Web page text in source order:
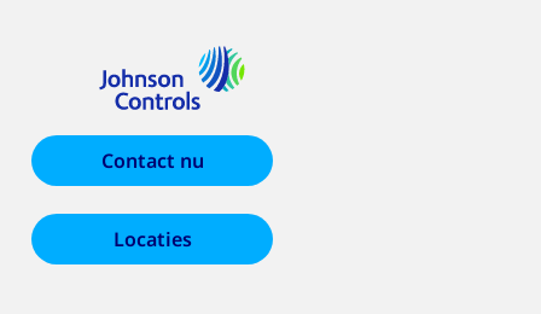
Contact nu
Locaties